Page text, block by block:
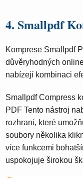
4. Smallpdf
Komprese Smallpdf
důvěryhodných
nabízejí kombinaci
Smallpdf Compress
PDF Tento nástroj
rozhraní, které
soubory několika
více funkcemi
uspokojuje širokou